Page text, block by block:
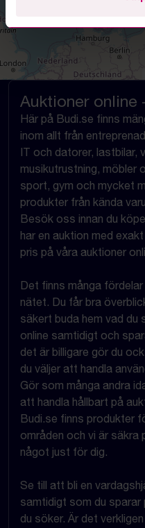
Auktioner online
Här på Budi.se finns
inom allt från
IT och datorer, lastbilar,
musikutrustning, möbler
sport, gym och mycket
produkter från kända
Besök oss innan du
har en auktion med
pris på våra auktioner
Det finns många
nätet. Du får bra
säkert buda hem vad du
online samtidigt och
det är billigare gör du
du väljer att handla
Gör som många andra
att handla hållbart på
Budi.se finns produkter
områden och vi är säkra
något just för dig.
Se till att bli en
samtidigt som du sparar
du söker. Är det